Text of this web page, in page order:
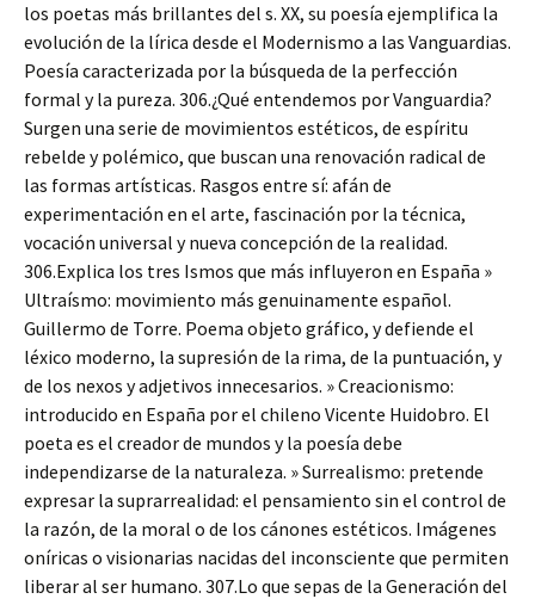
los poetas más brillantes del s. XX, su poesía ejemplifica la
evolución de la lírica desde el Modernismo a las Vanguardias.
Poesía caracterizada por la búsqueda de la perfección
formal y la pureza. 306.¿Qué entendemos por Vanguardia?
Surgen una serie de movimientos estéticos, de espíritu
rebelde y polémico, que buscan una renovación radical de
las formas artísticas. Rasgos entre sí: afán de
experimentación en el arte, fascinación por la técnica,
vocación universal y nueva concepción de la realidad.
306.Explica los tres Ismos que más influyeron en España »
Ultraísmo: movimiento más genuinamente español.
Guillermo de Torre. Poema objeto gráfico, y defiende el
léxico moderno, la supresión de la rima, de la puntuación, y
de los nexos y adjetivos innecesarios. » Creacionismo:
introducido en España por el chileno Vicente Huidobro. El
poeta es el creador de mundos y la poesía debe
independizarse de la naturaleza. » Surrealismo: pretende
expresar la suprarrealidad: el pensamiento sin el control de
la razón, de la moral o de los cánones estéticos. Imágenes
oníricas o visionarias nacidas del inconsciente que permiten
liberar al ser humano. 307.Lo que sepas de la Generación del